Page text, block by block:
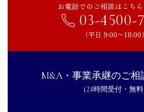
お電話でのご相談はこちら
03-4500-
（平日 9:00〜18:00）
M&A・事業承継のご相
（24時間受付・無料